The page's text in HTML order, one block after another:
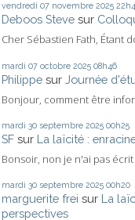
vendredi 07 novembre 2025
Deboos Steve sur
Cher Sébastien Fath, Étant
mardi 07 octobre 2025 08h46
Philippe sur Journée
Bonjour, comment être
mardi 30 septembre 2025 00h25
SF sur La laïcité :
Bonsoir, non je n'ai pas
mardi 30 septembre 2025 00h20
marguerite frei sur La
perspectives